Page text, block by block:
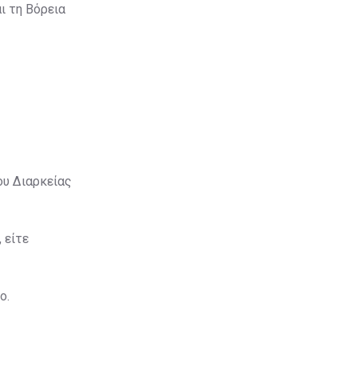
τη Βόρεια
Διαρκείας
είτε